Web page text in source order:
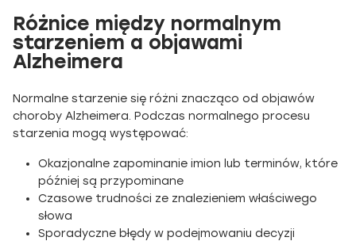
Różnice między normalnym
starzeniem a objawami
Alzheimera
Normalne starzenie się różni znacząco od objawów
choroby Alzheimera. Podczas normalnego procesu
starzenia mogą występować:
Okazjonalne zapominanie imion lub terminów, które
później są przypominane
Czasowe trudności ze znalezieniem właściwego
słowa
Sporadyczne błędy w podejmowaniu decyzji